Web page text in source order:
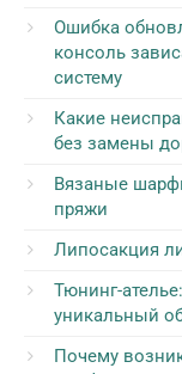
Ошибка
консоль
систему
Какие
без замены
Вязаные
пряжи
Липосакция
Тюнинг-
уникальный
Почему